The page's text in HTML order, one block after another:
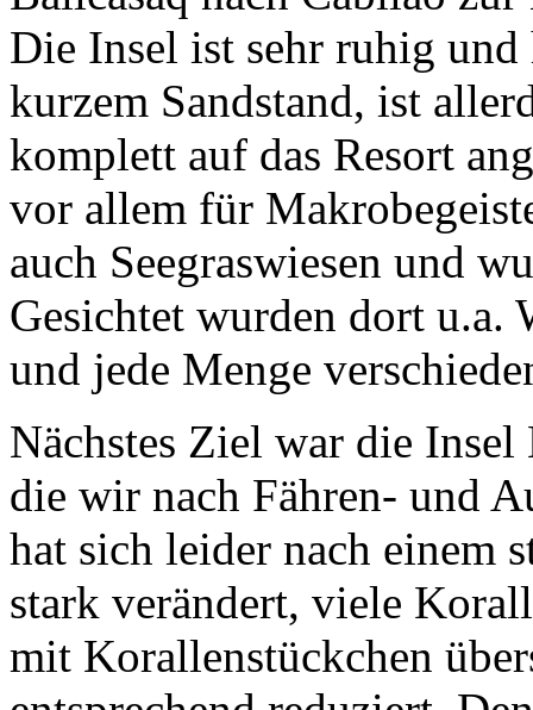
Die Insel ist sehr ruhig
kurzem Sandstand, ist
komplett auf das Resort
vor allem für
auch Seegraswiesen und
Gesichtet wurden dort u.a.
und jede Menge
Nächstes Ziel war die
die wir nach Fähren- und
hat sich leider nach einem
stark verändert, viele
mit Korallenstückchen